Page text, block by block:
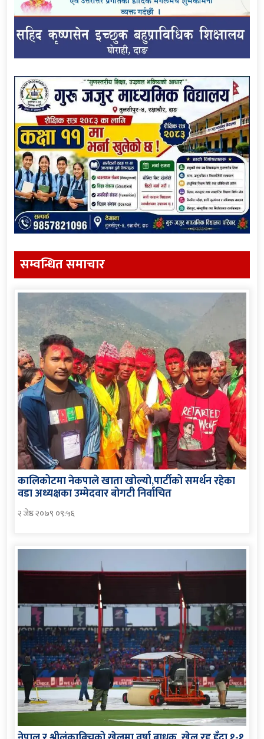
सम्वन्धित समाचार
कालिकोटमा नेकपाले खाता खोल्यो,पार्टीको समर्थन रहेका
वडा अध्यक्षका उम्मेदवार बोगटी निर्वाचित
२ जेष्ठ २०७९ ०९:५६